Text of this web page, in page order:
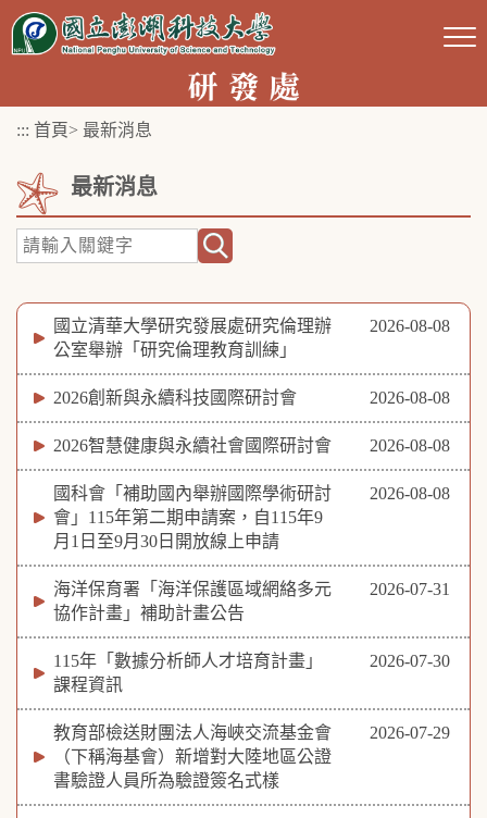
跳
::: 首頁> 最新消息
最新消息
國立清華大學研究發展處研究倫理辦
公室舉辦「研究倫理教育訓練」
2026-08-08
2026創新與永續科技國際研討會 2026-08-08
2026智慧健康與永續社會國際研討會 2026-08-08
國科會「補助國內舉辦國際學術研討
會」115年第二期申請案，自115年9
月1日至9月30日開放線上申請
2026-08-08
海洋保育署「海洋保護區域網絡多元
協作計畫」補助計畫公告
2026-07-31
115年「數據分析師人才培育計畫」
課程資訊
2026-07-30
教育部檢送財團法人海峽交流基金會
（下稱海基會）新增對大陸地區公證
書驗證人員所為驗證簽名式樣
2026-07-29